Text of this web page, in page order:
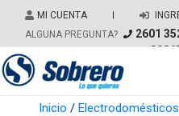
MI CUENTA |
ALGUNA PREGUNTA? 2601
Salir del contenido
Main Navigation
Inicio / Electrodomésticos